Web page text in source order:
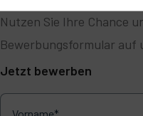
Nutzen Sie Ihre Chance
Bewerbungsformular auf
Jetzt bewerben